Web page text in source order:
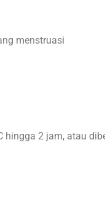
menstruasi
2 jam, atau